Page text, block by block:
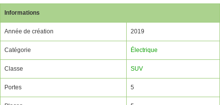
Informations
Année de création 2019
Catégorie Électrique
Classe SUV
Portes 5